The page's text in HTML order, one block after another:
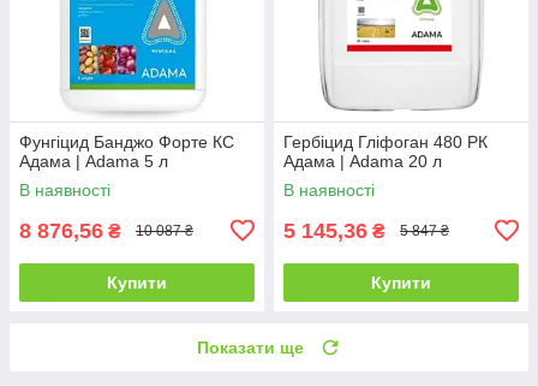
Фунгіцид Банджо Форте КС
Адама | Adama 5 л
В наявності
8 876,56 ₴ 10 087 ₴
Купити
Гербіцид Гліфоган 480 РК
Адама | Adama 20 л
В наявності
5 145,36 ₴ 5 847 ₴
Купити
Показати ще